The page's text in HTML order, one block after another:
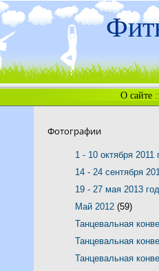
О сайте
Фотографии
1 - 10 октября 2011
14 - 24 сентября
19 - 27 мая 2013
Май 2012 (59)
Танцевальная
Танцевальная
Танцевальная